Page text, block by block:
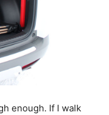
enough. If I walk